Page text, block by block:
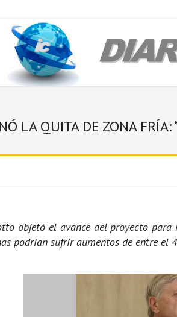
LA QUITA DE ZONA FRÍA:
objetó el avance del proyecto
podrían sufrir aumentos de entre el